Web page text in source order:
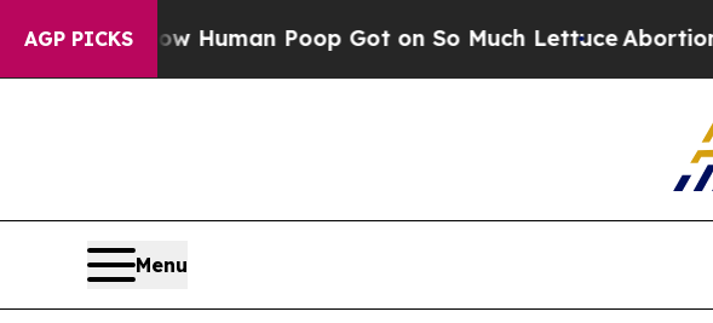
AGP PICKS
How Human Poop Got on So Much LettuceAbortion Rates
Menu